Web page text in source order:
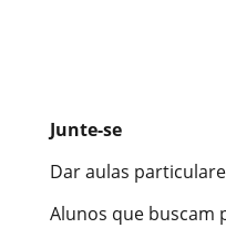
Junte-se
Dar aulas
Alunos que buscam